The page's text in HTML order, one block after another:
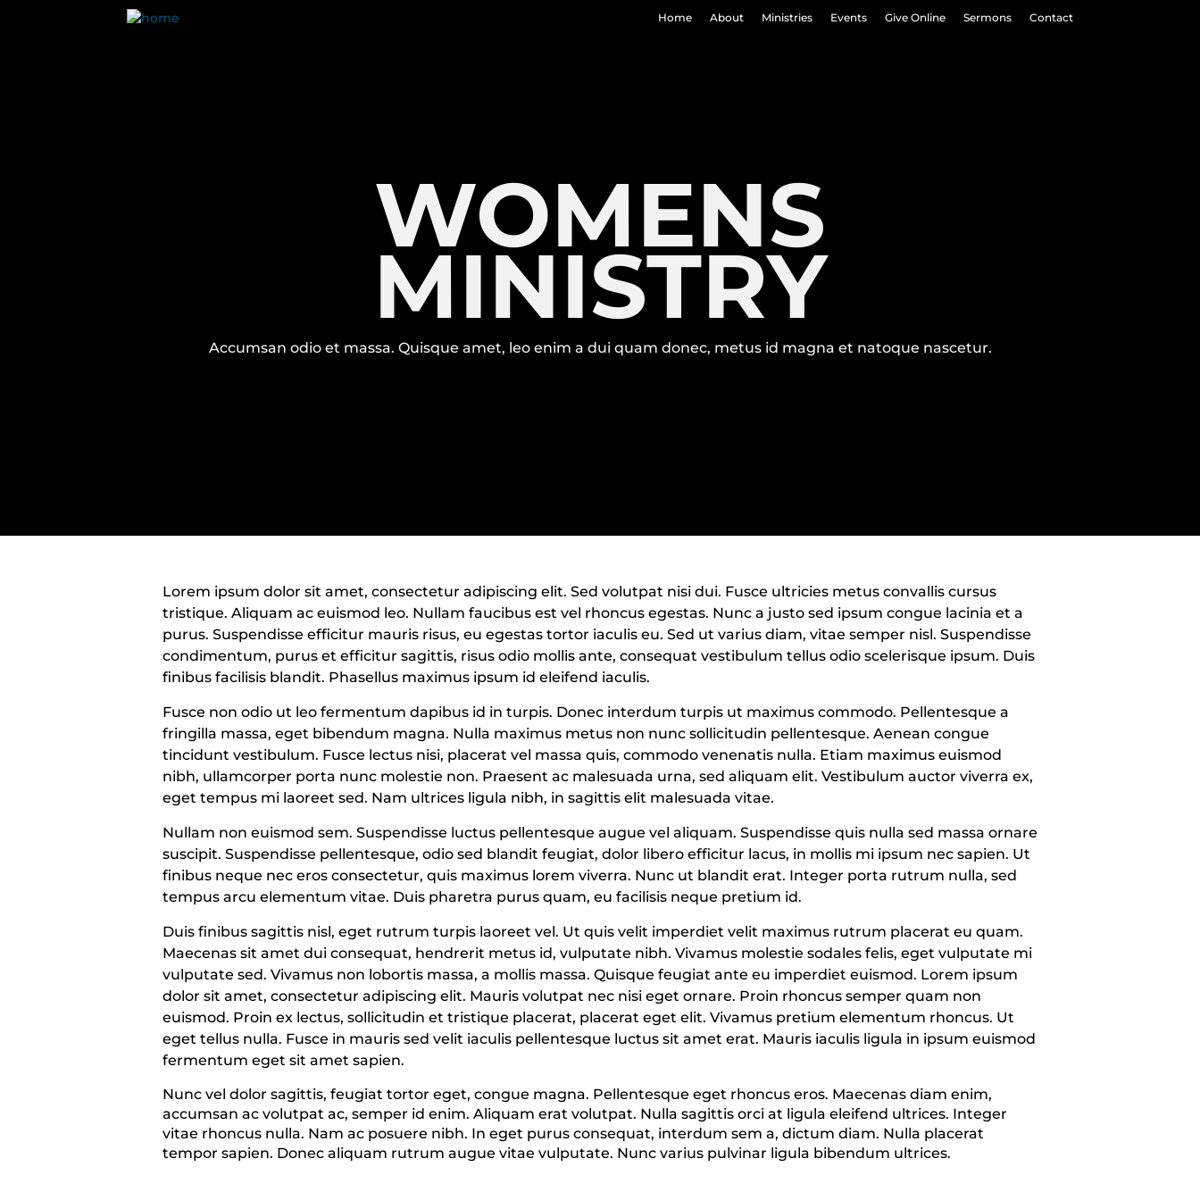
Home About Ministries Events Give Online Sermons Contact
WOMENS
MINISTRY
Accumsan odio et massa. Quisque amet, leo enim a dui quam donec, metus id magna et natoque nascetur.
Lorem ipsum dolor sit amet, consectetur adipiscing elit. Sed volutpat nisi dui. Fusce ultricies metus convallis cursus
tristique. Aliquam ac euismod leo. Nullam faucibus est vel rhoncus egestas. Nunc a justo sed ipsum congue lacinia et a
purus. Suspendisse efficitur mauris risus, eu egestas tortor iaculis eu. Sed ut varius diam, vitae semper nisl. Suspendisse
condimentum, purus et efficitur sagittis, risus odio mollis ante, consequat vestibulum tellus odio scelerisque ipsum. Duis
finibus facilisis blandit. Phasellus maximus ipsum id eleifend iaculis.
Fusce non odio ut leo fermentum dapibus id in turpis. Donec interdum turpis ut maximus commodo. Pellentesque a
fringilla massa, eget bibendum magna. Nulla maximus metus non nunc sollicitudin pellentesque. Aenean congue
tincidunt vestibulum. Fusce lectus nisi, placerat vel massa quis, commodo venenatis nulla. Etiam maximus euismod
nibh, ullamcorper porta nunc molestie non. Praesent ac malesuada urna, sed aliquam elit. Vestibulum auctor viverra ex,
eget tempus mi laoreet sed. Nam ultrices ligula nibh, in sagittis elit malesuada vitae.
Nullam non euismod sem. Suspendisse luctus pellentesque augue vel aliquam. Suspendisse quis nulla sed massa ornare
suscipit. Suspendisse pellentesque, odio sed blandit feugiat, dolor libero efficitur lacus, in mollis mi ipsum nec sapien. Ut
finibus neque nec eros consectetur, quis maximus lorem viverra. Nunc ut blandit erat. Integer porta rutrum nulla, sed
tempus arcu elementum vitae. Duis pharetra purus quam, eu facilisis neque pretium id.
Duis finibus sagittis nisl, eget rutrum turpis laoreet vel. Ut quis velit imperdiet velit maximus rutrum placerat eu quam.
Maecenas sit amet dui consequat, hendrerit metus id, vulputate nibh. Vivamus molestie sodales felis, eget vulputate mi
vulputate sed. Vivamus non lobortis massa, a mollis massa. Quisque feugiat ante eu imperdiet euismod. Lorem ipsum
dolor sit amet, consectetur adipiscing elit. Mauris volutpat nec nisi eget ornare. Proin rhoncus semper quam non
euismod. Proin ex lectus, sollicitudin et tristique placerat, placerat eget elit. Vivamus pretium elementum rhoncus. Ut
eget tellus nulla. Fusce in mauris sed velit iaculis pellentesque luctus sit amet erat. Mauris iaculis ligula in ipsum euismod
fermentum eget sit amet sapien.
Nunc vel dolor sagittis, feugiat tortor eget, congue magna. Pellentesque eget rhoncus eros. Maecenas diam enim,
accumsan ac volutpat ac, semper id enim. Aliquam erat volutpat. Nulla sagittis orci at ligula eleifend ultrices. Integer
vitae rhoncus nulla. Nam ac posuere nibh. In eget purus consequat, interdum sem a, dictum diam. Nulla placerat
tempor sapien. Donec aliquam rutrum augue vitae vulputate. Nunc varius pulvinar ligula bibendum ultrices.